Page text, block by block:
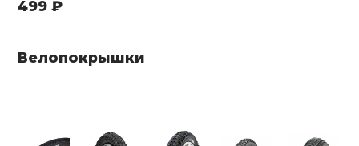
499 ₽
Велопокрышки